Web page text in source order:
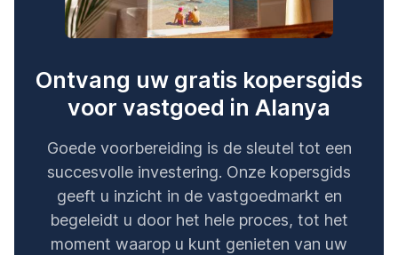
Ontvang uw gratis kopersgids
voor vastgoed in Alanya
Goede voorbereiding is de sleutel tot een
succesvolle investering. Onze kopersgids
geeft u inzicht in de vastgoedmarkt en
begeleidt u door het hele proces, tot het
moment waarop u kunt genieten van uw